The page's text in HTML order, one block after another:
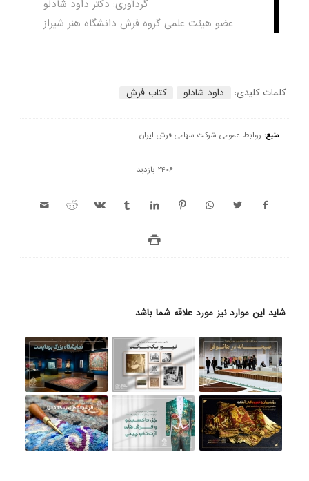
گردآوری: دکتر داود شادلو
عضو هیئت علمی گروه فرش دانشگاه هنر شیراز
کلمات کلیدی: داود شادلو کتاب فرش
منبع: روابط عمومی شرکت سهامی فرش ایران
2406 بازدید
شاید این موارد نیز مورد علاقه شما باشد